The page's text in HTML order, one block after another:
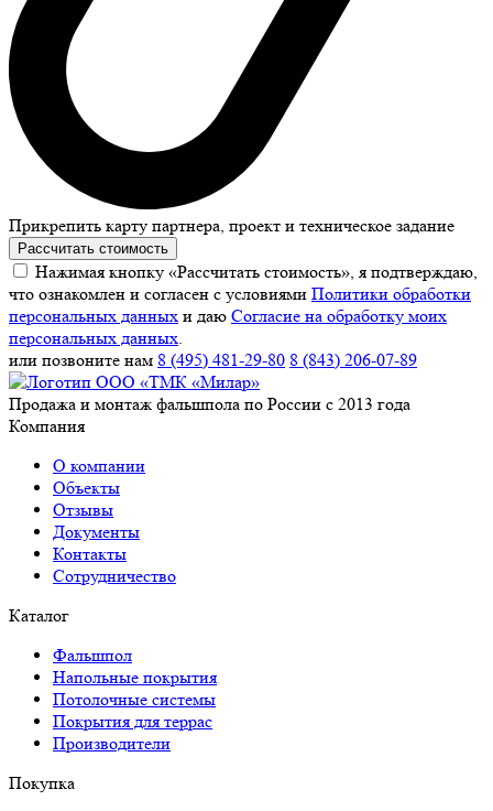
Прикрепить карту партнера, проект и техническое задание
Рассчитать стоимость
Нажимая кнопку «Рассчитать стоимость», я подтверждаю,
что ознакомлен и согласен с условиями Политики обработки
персональных данных и даю Согласие на обработку моих
персональных данных.
или позвоните нам 8 (495) 481-29-80 8 (843) 206-07-89
Продажа и монтаж фальшпола по России с 2013 года
Компания
О компании
Объекты
Отзывы
Документы
Контакты
Сотрудничество
Каталог
Фальшпол
Напольные покрытия
Потолочные системы
Покрытия для террас
Производители
Покупка